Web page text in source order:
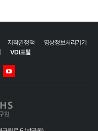
저작권정책
영상정보처리기기
VDI포털
그램